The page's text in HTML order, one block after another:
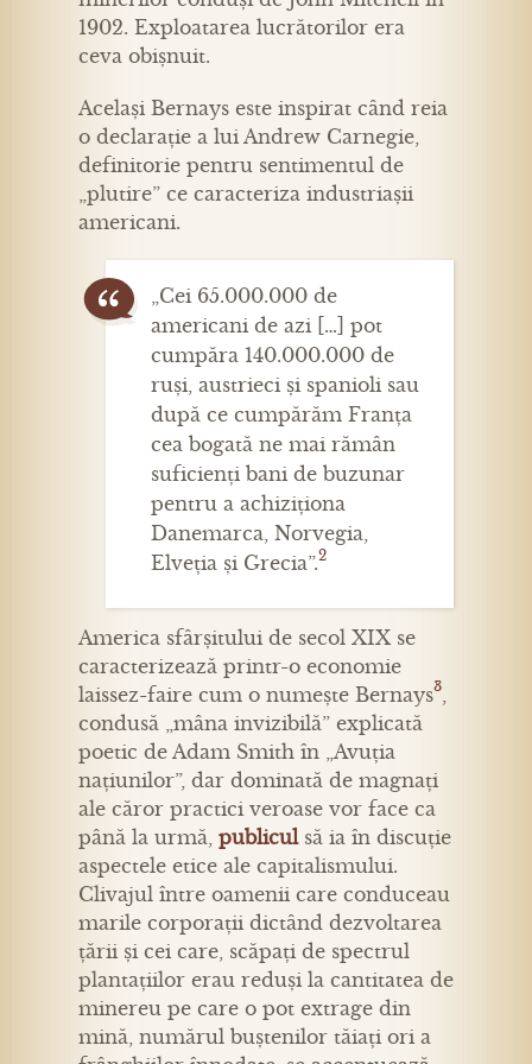
1902. Exploatarea lucrătorilor era
ceva obișnuit.
Același Bernays este inspirat când reia
o declarație a lui Andrew Carnegie,
definitorie pentru sentimentul de
„plutire” ce caracteriza industriașii
americani.
„Cei 65.000.000 de
americani de azi […] pot
cumpăra 140.000.000 de
ruși, austrieci și spanioli sau
după ce cumpărăm Franța
cea bogată ne mai rămân
suficienți bani de buzunar
pentru a achiziționa
Danemarca, Norvegia,
Elveția și Grecia”.2
America sfârșitului de secol XIX se
caracterizează printr-o economie
laissez-faire cum o numește Bernays3,
condusă „mâna invizibilă” explicată
poetic de Adam Smith în „Avuția
națiunilor”, dar dominată de magnați
ale căror practici veroase vor face ca
până la urmă, publiculsă ia în discuție
aspectele etice ale capitalismului.
Clivajul între oamenii care conduceau
marile corporații dictând dezvoltarea
țării și cei care, scăpați de spectrul
plantațiilor erau reduși la cantitatea de
minereu pe care o pot extrage din
mină, numărul buștenilor tăiați ori a